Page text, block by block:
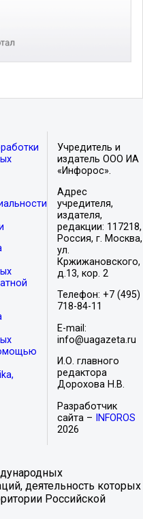
Учредитель и
издатель ООО ИА
«Инфорос».
Адрес
учредителя,
издателя,
редакции: 117218,
Россия, г. Москва,
ул.
Кржижановского,
д.13, кор. 2
Телефон: +7 (495)
718-84-11
E-mail:
info@uagazeta.ru
И.О. главного
редактора
Дорохова Н.В.
Разработчик
сайта –
INFOROS
2026
деятельность которых
Российской